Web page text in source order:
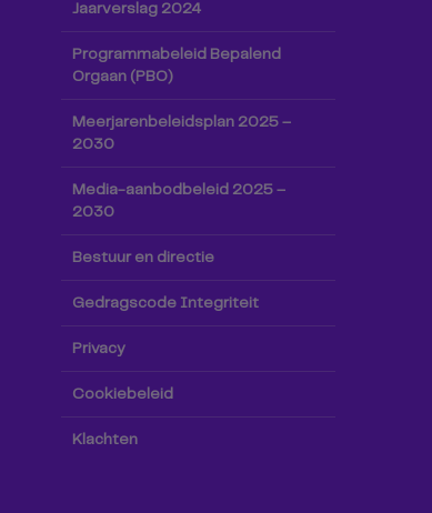
Jaarverslag 2024
Programmabeleid Bepalend
Orgaan (PBO)
Meerjarenbeleidsplan 2025 –
2030
Media-aanbodbeleid 2025 –
2030
Bestuur en directie
Gedragscode Integriteit
Privacy
Cookiebeleid
Klachten